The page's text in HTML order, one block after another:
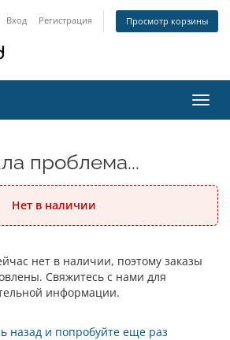
Вход Регистрация Просмотр корзины
проблема...
Нет в наличии
нет в наличии, поэтому заказы
Свяжитесь с нами для
информации.
назад и попробуйте еще раз